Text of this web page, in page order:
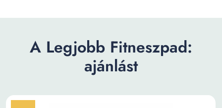
A Legjobb Fitneszpad:
ajánlást